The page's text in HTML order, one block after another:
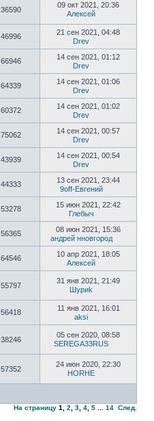
36590
09 окт 2021, 20:36
Алексей
46996
21 сен 2021, 04:48
Drev
66946
14 сен 2021, 01:12
Drev
64339
14 сен 2021, 01:06
Drev
60372
14 сен 2021, 01:02
Drev
75062
14 сен 2021, 00:57
Drev
43939
14 сен 2021, 00:54
Drev
44333
13 сен 2021, 23:44
9off-Евгений
53278
15 июн 2021, 22:42
Глебыч
56365
08 июн 2021, 15:36
андрей нновгород
64546
10 апр 2021, 18:05
Алексей
55797
31 янв 2021, 21:49
Шyриk
56418
11 янв 2021, 16:01
aksi
38246
05 сен 2020, 08:58
SEREGA33RUS
57352
24 июн 2020, 22:30
HORHE
На страницу 1 2 3 4 5 14 След.